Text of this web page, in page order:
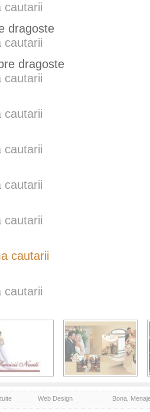
cautarii
dragoste
cautarii
dragoste
cautarii
cautarii
cautarii
cautarii
cautarii
cautarii
cautarii
Web Design Bona,